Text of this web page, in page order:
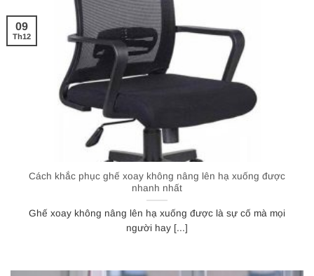
Cách khắc phục ghế xoay không nâng lên hạ xuống được
nhanh nhất
Ghế xoay không nâng lên hạ xuống được là sự cố mà mọi
người hay [...]
09
Th12